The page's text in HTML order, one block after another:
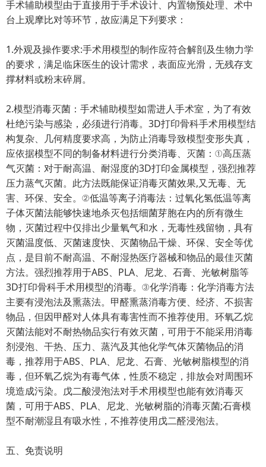
手术辅助模型由于直接用于手术设计、内置物预处理、术中
台上观摩比对等环节，故应满足下列要求：
1.外观及操作要求:手术用模型的制作应符合解剖及生物力学
的要求，满足临床医生的设计需求，表面应光滑，无残存支
撑材料或粉末碎屑。
2.模型消毒灭菌：手术辅助模型如需进人手术室，为了有效
杜绝污染与感染，必须进行消毒。3D打印骨科手术用模型结
构复杂、几何精度要求高，为防止消毒导致模型变形失真，
应依据模型不同的制备材料进行分类消毒、灭菌：①高压蒸
气灭菌：对于耐高温、耐湿度的3D打印金属模型，强烈推荐
压力蒸气灭菌。此方法既能保证消毒灭菌效果,又无毒、无
害、环保、安全。②低温等离子消毒法：过氧化氢低温等离
子体灭菌法能够快速地杀灭包括细菌芽胞在内的所有微生
物，灭菌过程中仅排出少量氧气和水，无毒性残留物，具有
灭菌温度低、灭菌速度快、灭菌物品干燥、环保、安全等优
点，是目前不耐高温、不耐湿热医疗器械和物品的最佳灭菌
方法。强烈推荐用于ABS、PLA、尼龙、石膏、光敏树脂等
3D打印骨科手术用模型的消毒。③化学消毒：化学消毒方法
主要有浸泡法及熏蒸法。甲醛熏蒸消毒方便、经济、不损害
物品，但因甲醛对人体具有毒害性而不推荐使用。环氧乙烷
灭菌法能对不耐热物品实行有效灭菌，可用于不能采用消毒
剂浸泡、干热、压力、蒸汽及其他化学气体灭菌物品的消
毒，推荐用于ABS、PLA、尼龙、石膏、光敏树脂模型的消
毒，但环氧乙烷为有毒气体，性质不稳定，排放会对周围环
境造成污染。戊二酸浸泡法对手术用模型也能有效消毒灭
菌，可用于ABS、PLA、尼龙、光敏树脂的消毒灭菌;石膏模
型不耐潮湿且有吸水性，不推荐使用戊二醛浸泡法。
五、免责说明